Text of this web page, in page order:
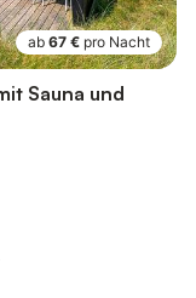
ab 67 € pro Nacht
Sauna und